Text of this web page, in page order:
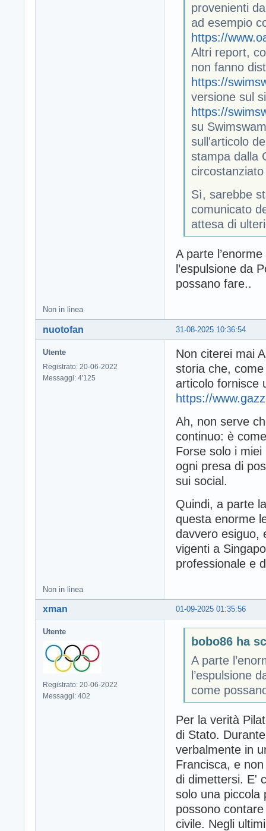
provenienti
ad esempio
https://
Altri report,
non fanno
https://
versione sul
https://
su
sull'articolo
stampa dalla
Sì, sarebbe
comunicato
attesa di
A parte
l’espulsione da
possano fare..
Non in linea
31-08-2025 10:36:54
nuotofan
Utente
Registrato: 20-06-2022
Messaggi: 4'125
Non citerei mai
storia che,
articolo fornisce
https://
Ah, non serve
continuo: è
Forse solo i
ogni presa di
sui social.
Quindi, a parte
questa enorme
davvero esiguo,
vigenti a
professionale e
Non in linea
01-09-2025 01:35:56
xman
Utente
Registrato: 20-06-2022
Messaggi: 402
bobo86 ha
A parte
l’espulsione
come
Per la verità
di Stato.
verbalmente in
Francisca, e
di dimettersi. E'
solo una piccola
possono
civile. Negli